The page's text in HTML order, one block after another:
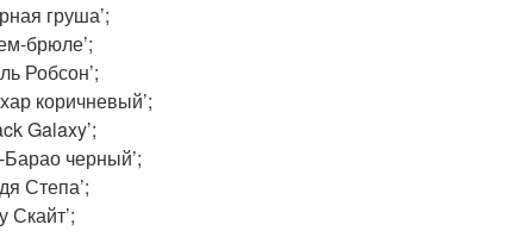
груша’;
брюле’;
Робсон’;
коричневый’;
Galaxy’;
Барао черный’;
Степа’;
Скайт’;